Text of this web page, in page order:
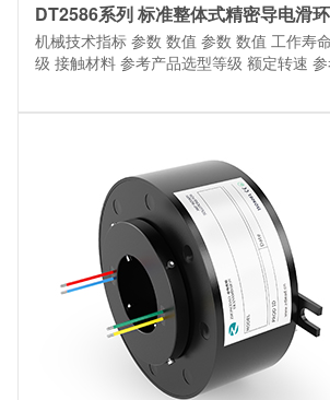
DT2586系列 标准整体式精密导电滑环
机械技术指标 参数 数值 参数 数值 工作寿
级 接触材料 参考产品选型等级 额定转速